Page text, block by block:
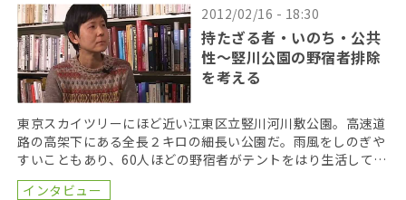
2012/02/16 - 18:30
持たざる者・いのち・公共
性～竪川公園の野宿者排除
を考える
東京スカイツリーにほど近い江東区立竪川河川敷公園。高速道
路の高架下にある全長２キロの細長い公園だ。雨風をしのぎや
すいこともあり、60人ほどの野宿者がテントをはり生活してい
る。 しかし、江東区は、公園が老朽化したとして、２ […]
インタビュー